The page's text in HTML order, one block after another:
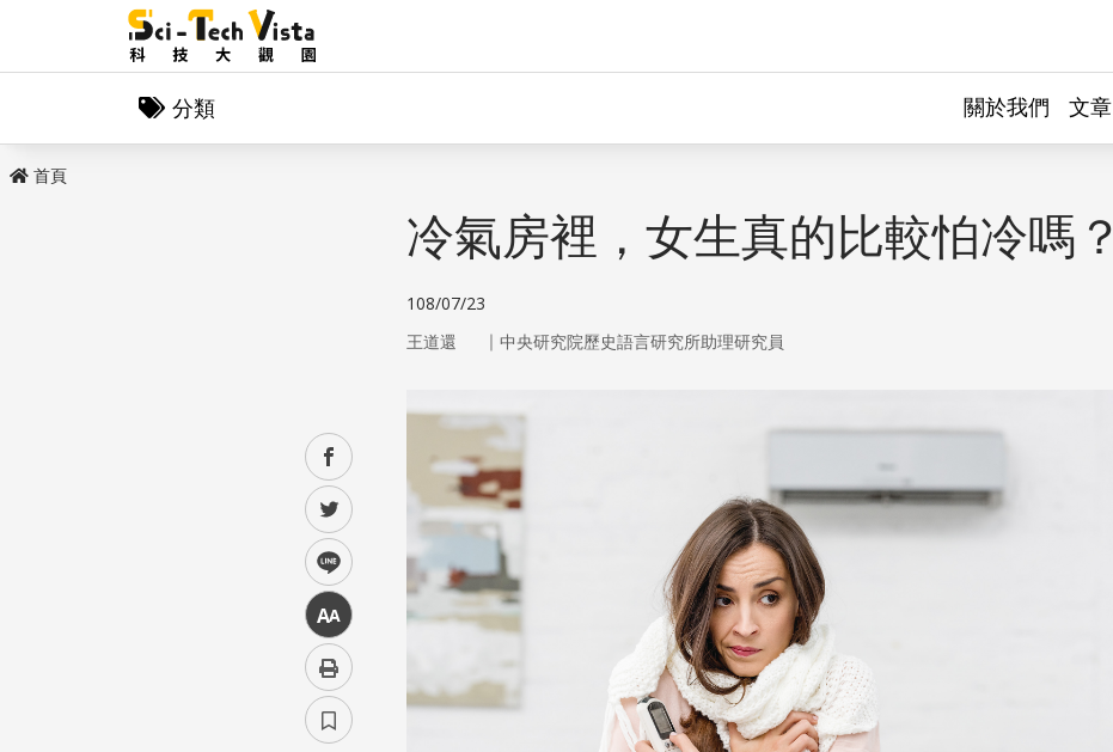
分類 關於我們 文章
首頁
facebook
twitter
line
中
冷氣房裡，女生真的比較怕冷嗎？
108/07/23
王道還 ｜ 中央研究院歷史語言研究所助理研究員